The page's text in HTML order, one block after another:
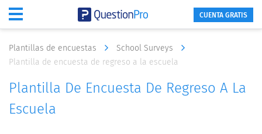
CUENTA GRATIS
Plantillas de encuestas
School Surveys
Plantilla de encuesta de regreso a la escuela
Plantilla De Encuesta De Regreso A La
Escuela